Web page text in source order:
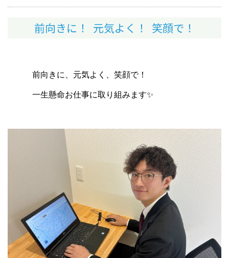
前向きに！ 元気よく！ 笑顔で！
前向きに、元気よく、笑顔で！
一生懸命お仕事に取り組みます✨